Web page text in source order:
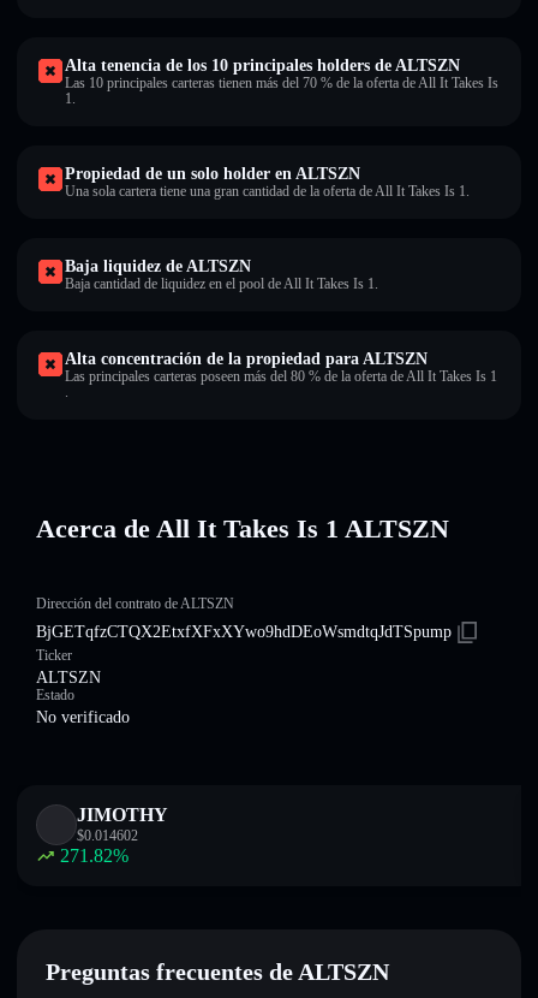
Alta tenencia de los 10 principales holders de ALTSZN
Las 10 principales carteras tienen más del 70 % de la oferta de All It Takes Is
1.
Propiedad de un solo holder en ALTSZN
Una sola cartera tiene una gran cantidad de la oferta de All It Takes Is 1.
Baja liquidez de ALTSZN
Baja cantidad de liquidez en el pool de All It Takes Is 1.
Alta concentración de la propiedad para ALTSZN
Las principales carteras poseen más del 80 % de la oferta de All It Takes Is 1
.
Acerca de All It Takes Is 1 ALTSZN
Dirección del contrato de ALTSZN
BjGETqfzCTQX2EtxfXFxXYwo9hdDEoWsmdtqJdTSpump
Ticker
ALTSZN
Estado
No verificado
JIMOTHY
$0.014602
271.82%
Preguntas frecuentes de ALTSZN